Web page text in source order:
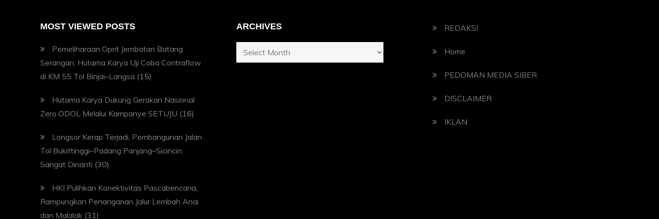
MOST VIEWED POSTS
Pemeliharaan Oprit Jembatan Batang
Serangan, Hutama Karya Uji Coba Contraflow
di KM 55 Tol Binjai–Langsa (15)
Hutama Karya Dukung Gerakan Nasional
Zero ODOL Melalui Kampanye SETUJU (16)
Longsor Kerap Terjadi, Pembangunan Jalan
Tol Bukittinggi–Padang Panjang–Sicincin
Sangat Dinanti (30)
HKI Pulihkan Konektivitas Pascabencana,
Rampungkan Penanganan Jalur Lembah Anai
dan Malalak (31)
ARCHIVES
Archives
REDAKSI
Home
PEDOMAN MEDIA SIBER
DISCLAIMER
IKLAN